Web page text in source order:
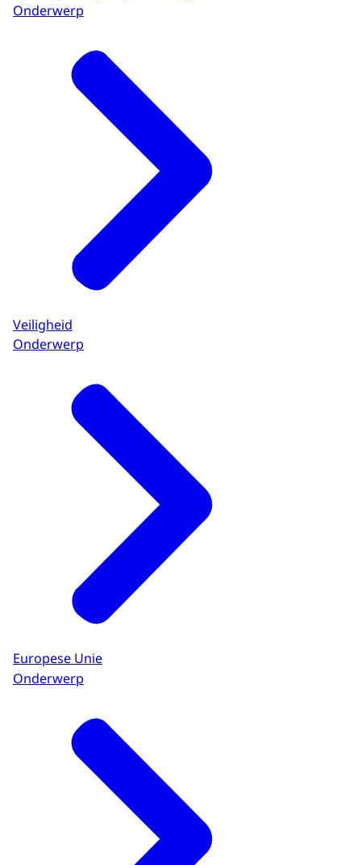
Onderwerp
Veiligheid
Onderwerp
Europese Unie
Onderwerp